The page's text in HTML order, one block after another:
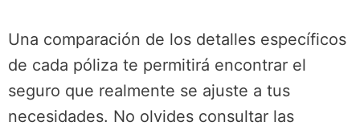
Una comparación de los detalles específicos
de cada póliza te permitirá encontrar el
seguro que realmente se ajuste a tus
necesidades. No olvides consultar las